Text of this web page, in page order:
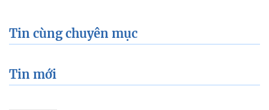
Tin cùng chuyên mục
Tin mới